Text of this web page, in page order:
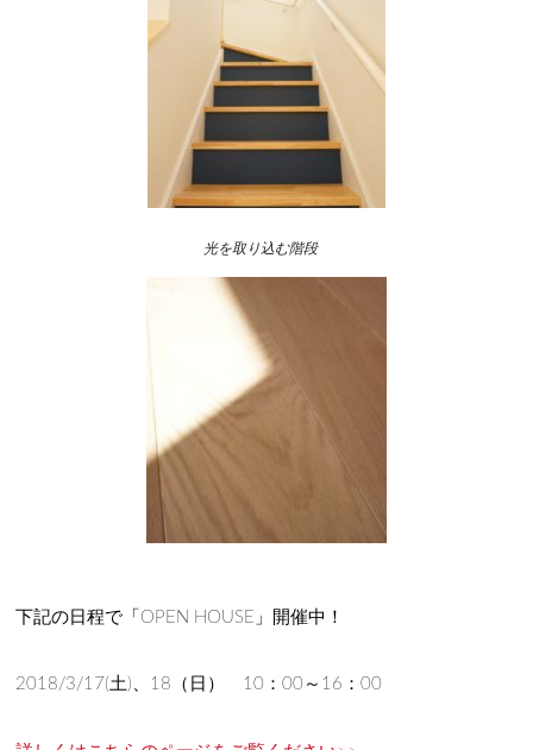
光を取り込む階段
下記の日程で「OPEN HOUSE」開催中！
2018/3/17(土)、18（日） 10：00～16：00